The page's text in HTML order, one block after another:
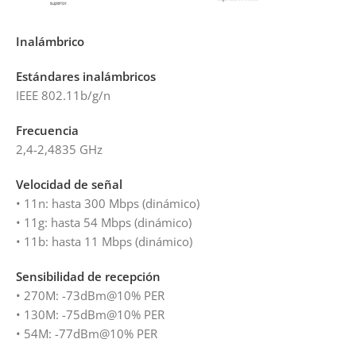
Inalámbrico
Estándares inalámbricos
IEEE 802.11b/g/n
Frecuencia
2,4-2,4835 GHz
Velocidad de señal
• 11n: hasta 300 Mbps (dinámico)
• 11g: hasta 54 Mbps (dinámico)
• 11b: hasta 11 Mbps (dinámico)
Sensibilidad de recepción
• 270M: -73dBm@10% PER
• 130M: -75dBm@10% PER
• 54M: -77dBm@10% PER